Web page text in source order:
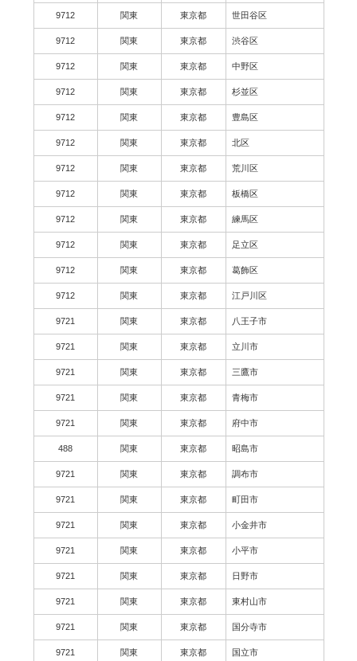
9712 関東 東京都 世田谷区
9712 関東 東京都 渋谷区
9712 関東 東京都 中野区
9712 関東 東京都 杉並区
9712 関東 東京都 豊島区
9712 関東 東京都 北区
9712 関東 東京都 荒川区
9712 関東 東京都 板橋区
9712 関東 東京都 練馬区
9712 関東 東京都 足立区
9712 関東 東京都 葛飾区
9712 関東 東京都 江戸川区
9721 関東 東京都 八王子市
9721 関東 東京都 立川市
9721 関東 東京都 三鷹市
9721 関東 東京都 青梅市
9721 関東 東京都 府中市
488 関東 東京都 昭島市
9721 関東 東京都 調布市
9721 関東 東京都 町田市
9721 関東 東京都 小金井市
9721 関東 東京都 小平市
9721 関東 東京都 日野市
9721 関東 東京都 東村山市
9721 関東 東京都 国分寺市
9721 関東 東京都 国立市